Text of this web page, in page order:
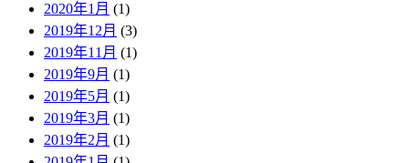
2020年1月 (1)
2019年12月 (3)
2019年11月 (1)
2019年9月 (1)
2019年5月 (1)
2019年3月 (1)
2019年2月 (1)